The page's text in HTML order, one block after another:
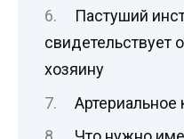
Пастуший
свидетельствует
хозяину
Артериальное